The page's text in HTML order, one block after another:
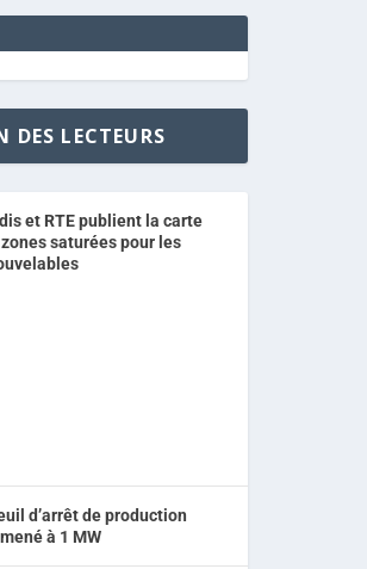
DES LECTEURS
et RTE publient la carte
saturées pour les
d’arrêt de production
à 1 MW